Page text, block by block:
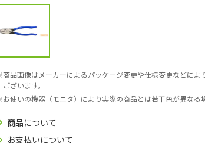
商品画像はメーカーによるパッケージ変更や仕様変更などによ
ございます。
お使いの機器（モニタ）により実際の商品とは若干色が異なる
商品について
お支払いについて